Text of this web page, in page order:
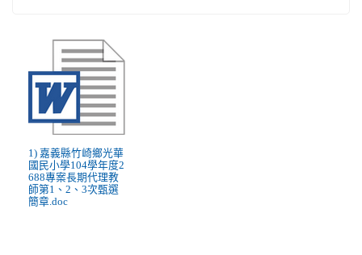
1) 嘉義縣竹崎鄉光華
國民小學104學年度2
688專案長期代理教
師第1、2、3次甄選
簡章.doc